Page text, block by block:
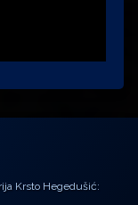
Krsto Hegedušić: